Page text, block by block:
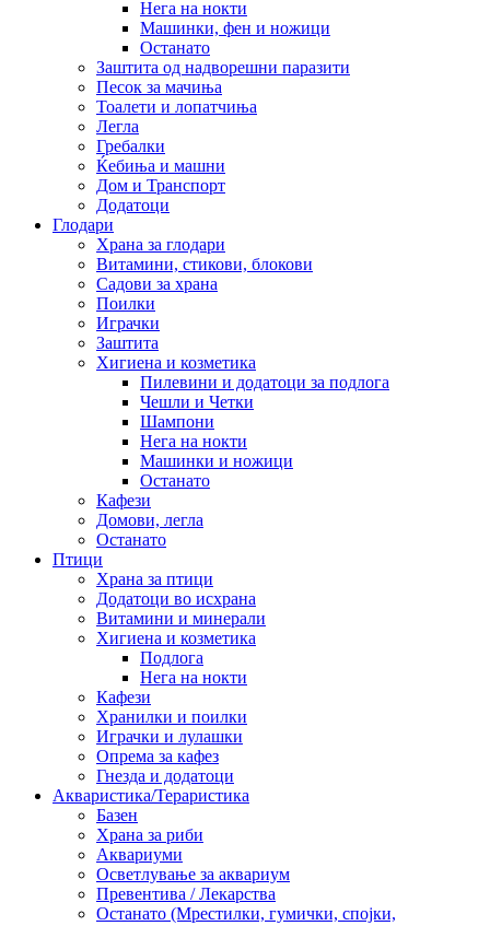
Нега на нокти
Машинки, фен и ножици
Останато
Заштита од надворешни паразити
Песок за мачиња
Тоалети и лопатчиња
Легла
Гребалки
Ќебиња и машни
Дом и Транспорт
Додатоци
Глодари
Храна за глодари
Витамини, стикови, блокови
Садови за храна
Поилки
Играчки
Заштита
Хигиена и козметика
Пилевини и додатоци за подлога
Чешли и Четки
Шампони
Нега на нокти
Машинки и ножици
Останато
Кафези
Домови, легла
Останато
Птици
Храна за птици
Додатоци во исхрана
Витамини и минерали
Хигиена и козметика
Подлога
Нега на нокти
Кафези
Хранилки и поилки
Играчки и лулашки
Опрема за кафез
Гнезда и додатоци
Акваристика/Тераристика
Базен
Храна за риби
Аквариуми
Осветлување за аквариум
Превентива / Лекарства
Останато (Мрестилки, гумички, спојки,